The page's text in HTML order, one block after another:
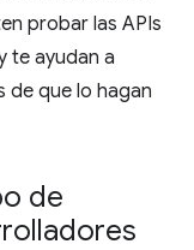
probar las APIs
te ayudan a
de que lo hagan
de